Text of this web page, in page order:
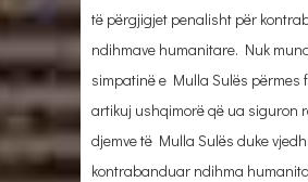
të përgjigjet penalisht për
ndihmave humanitare. Nuk
simpatinë e Mulla Sulës përmes
artikuj ushqimorë që ua siguron
djemve të Mulla Sulës duke
kontrabanduar ndihma